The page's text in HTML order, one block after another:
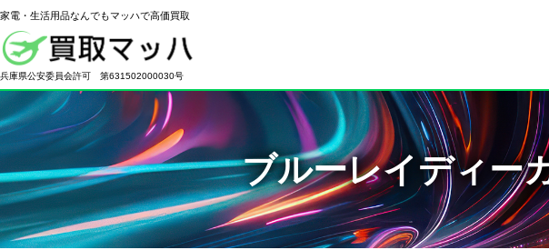
家電・生活用品なんでもマッハで高価買取
製
品
の
高
価
買
取
兵庫県公安委員会許可 第631502000030号
ブルーレイディー